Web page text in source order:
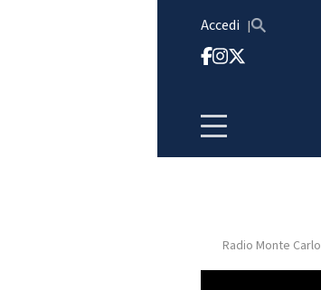
Accedi
HOMERadio Monte Carlo